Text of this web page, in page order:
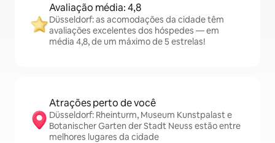
Avaliação média: 4,8
Düsseldorf: as acomodações da cidade têm
avaliações excelentes dos hóspedes — em
média 4,8, de um máximo de 5 estrelas!
Atrações perto de você
Düsseldorf: Rheinturm, Museum Kunstpalast e
Botanischer Garten der Stadt Neuss estão entre
melhores lugares da cidade